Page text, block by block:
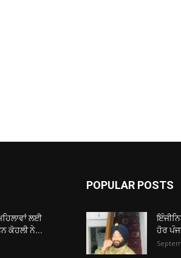
ਲਈ
ਕੋਹਲੀ ਨੇ...
POPULAR POSTS
ਹੋਰ